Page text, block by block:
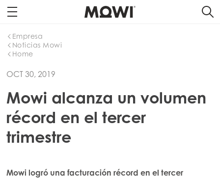
Home
Noticias Mowi
Empresa
OCT 30, 2019
Mowi alcanza un volumen
récord en el tercer
trimestre
Mowi logró una facturación récord en el tercer